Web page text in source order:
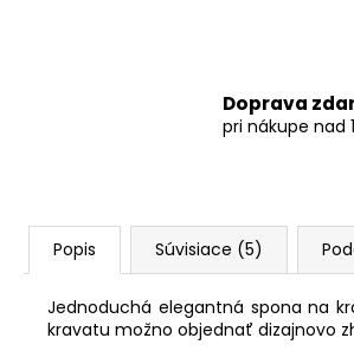
Doprava
pri nákupe nad
Popis Súvisiace (5)
Jednoduchá elegantná spona na
kravatu možno objednať dizajnovo